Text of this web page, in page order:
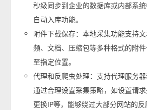
秒级同步到企业的数据库或内部系
自动入库功能。
附件下载保存：本地采集功能支持
频、文档、压缩包等多种格式的附
至指定位置。
代理和反爬虫处理：支持代理服务器
通过合理设置采集策略，如设置请求
更换IP等，能够绕过大部分网站的